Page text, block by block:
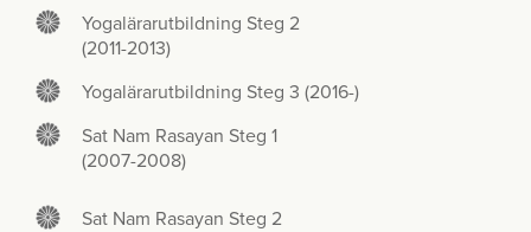
Yogalärarutbildning Steg 2
(2011-2013)
Yogalärarutbildning Steg 3 (2016-)
Sat Nam Rasayan Steg 1
(2007-2008)
Sat Nam Rasayan Steg 2